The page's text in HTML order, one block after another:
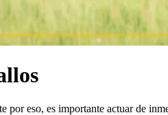
eso, es importante actuar de